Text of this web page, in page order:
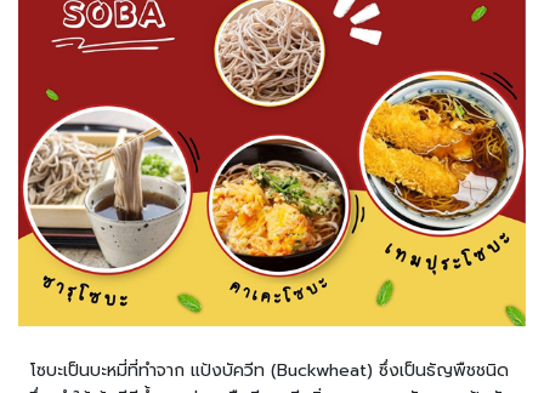
อาหาร
เย็น
ล
ไ
ม้
แ
ก
โซบะเป็นบะหมี่ที่ทำจาก แป้งบัควีท (Buckwheat) ซึ่งเป็นธัญพืชชนิด